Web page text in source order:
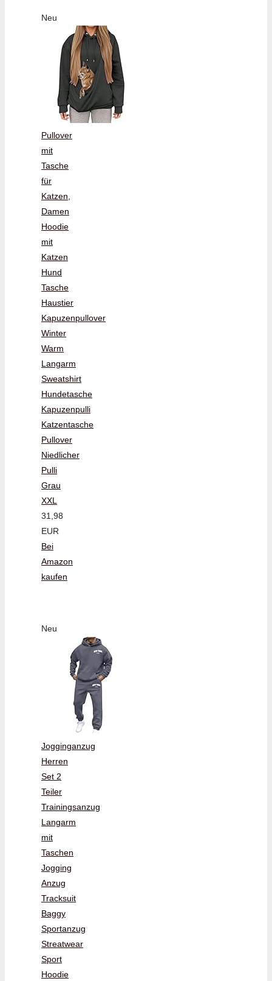
Neu
Pullover
mit
Tasche
für
Katzen,
Damen
Hoodie
mit
Katzen
Hund
Tasche
Haustier
Kapuzenpullover
Winter
Warm
Langarm
Sweatshirt
Hundetasche
Kapuzenpulli
Katzentasche
Pullover
Niedlicher
Pulli
Grau
XXL
31,98
EUR
Bei
Amazon
kaufen
Neu
Jogginganzug
Herren
Set 2
Teiler
Trainingsanzug
Langarm
mit
Taschen
Jogging
Anzug
Tracksuit
Baggy
Sportanzug
Streatwear
Sport
Hoodie